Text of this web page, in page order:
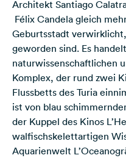
Architekt Santiago
Félix Candela gleich
Geburtsstadt
geworden sind. Es
naturwissenschaftlichen
Komplex, der rund zwei
Flussbetts des Turia
ist von blau
der Kuppel des Kinos
walfischskelettartigen
Aquarienwelt